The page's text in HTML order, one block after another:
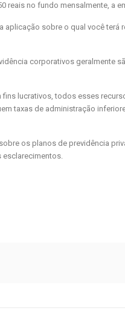
reais no fundo mensalmente, a
sobre o qual você terá
corporativos geralmente
lucrativos, todos esses
taxas de administração
os planos de previdência
esclarecimentos.